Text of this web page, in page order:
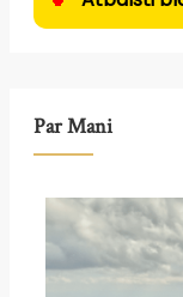
Par Mani